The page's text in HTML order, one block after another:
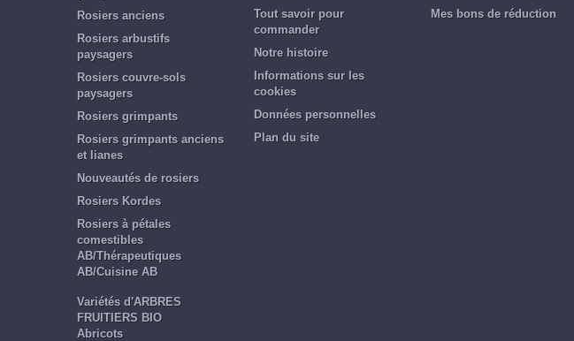
Rosiers anciens
Rosiers arbustifs
paysagers
Rosiers couvre-sols
paysagers
Rosiers grimpants
Rosiers grimpants anciens
et lianes
Nouveautés de rosiers
Rosiers Kordes
Rosiers à pétales
comestibles
AB/Thérapeutiques
AB/Cuisine AB
Variétés d'ARBRES
FRUITIERS BIO
Abricots
Tout savoir pour
commander
Notre histoire
Informations sur les
cookies
Données personnelles
Plan du site
Mes bons de réduction